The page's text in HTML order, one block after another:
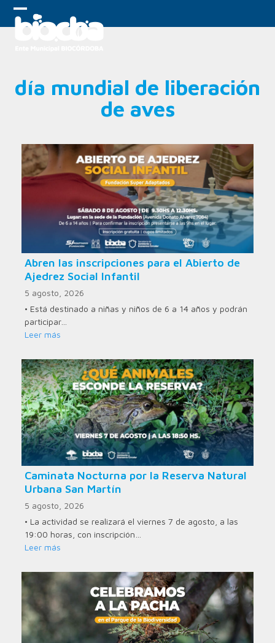
Skip
Open
Close
día mundial de liberación
de aves
Abren las inscripciones para el Abierto de
Ajedrez Social Infantil
5 agosto, 2026
• Está destinado a niñas y niños de 6 a 14 años y podrán
participar…
Leer más
Caminata Nocturna por la Reserva Natural
Urbana San Martín
5 agosto, 2026
• La actividad se realizará el viernes 7 de agosto, a las
19:00 horas, con inscripción…
Leer más